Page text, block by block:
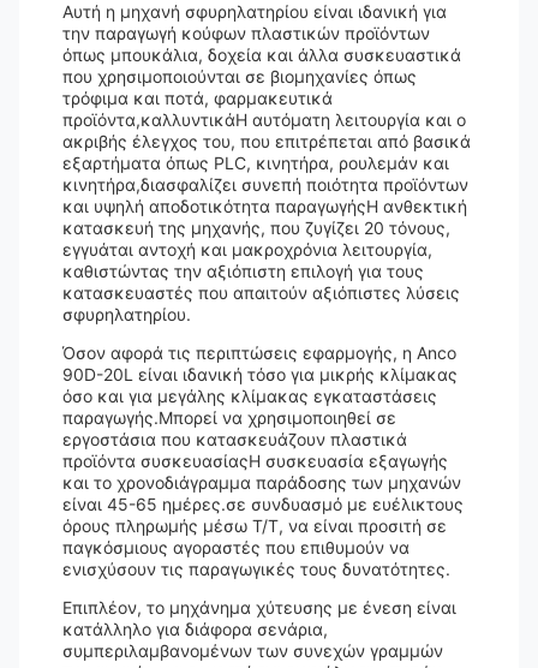
Αυτή η μηχανή σφυρηλατηρίου είναι ιδανική για
την παραγωγή κούφων πλαστικών προϊόντων
όπως μπουκάλια, δοχεία και άλλα συσκευαστικά
που χρησιμοποιούνται σε βιομηχανίες όπως
τρόφιμα και ποτά, φαρμακευτικά
προϊόντα,καλλυντικάΗ αυτόματη λειτουργία και ο
ακριβής έλεγχος του, που επιτρέπεται από βασικά
εξαρτήματα όπως PLC, κινητήρα, ρουλεμάν και
κινητήρα,διασφαλίζει συνεπή ποιότητα προϊόντων
και υψηλή αποδοτικότητα παραγωγήςΗ ανθεκτική
κατασκευή της μηχανής, που ζυγίζει 20 τόνους,
εγγυάται αντοχή και μακροχρόνια λειτουργία,
καθιστώντας την αξιόπιστη επιλογή για τους
κατασκευαστές που απαιτούν αξιόπιστες λύσεις
σφυρηλατηρίου.
Όσον αφορά τις περιπτώσεις εφαρμογής, η Anco
90D-20L είναι ιδανική τόσο για μικρής κλίμακας
όσο και για μεγάλης κλίμακας εγκαταστάσεις
παραγωγής.Μπορεί να χρησιμοποιηθεί σε
εργοστάσια που κατασκευάζουν πλαστικά
προϊόντα συσκευασίαςΗ συσκευασία εξαγωγής
και το χρονοδιάγραμμα παράδοσης των μηχανών
είναι 45-65 ημέρες.σε συνδυασμό με ευέλικτους
όρους πληρωμής μέσω T/T, να είναι προσιτή σε
παγκόσμιους αγοραστές που επιθυμούν να
ενισχύσουν τις παραγωγικές τους δυνατότητες.
Επιπλέον, το μηχάνημα χύτευσης με ένεση είναι
κατάλληλο για διάφορα σενάρια,
συμπεριλαμβανομένων των συνεχών γραμμών